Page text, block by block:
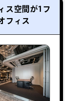
ス空間が1フ
フィス